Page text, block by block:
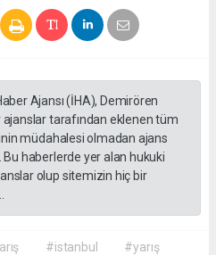
Ajansı (İHA), Demirören
ajanslar tarafından eklenen tüm
müdahalesi olmadan ajans
Bu haberlerde yer alan hukuki
olup sitemizin hiç bir
#istanbul #yarış